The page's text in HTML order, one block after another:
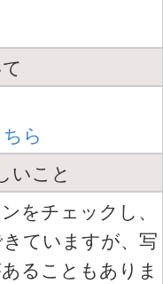
ら
いこと
をチェックし、
ていますが、写
ることもありま